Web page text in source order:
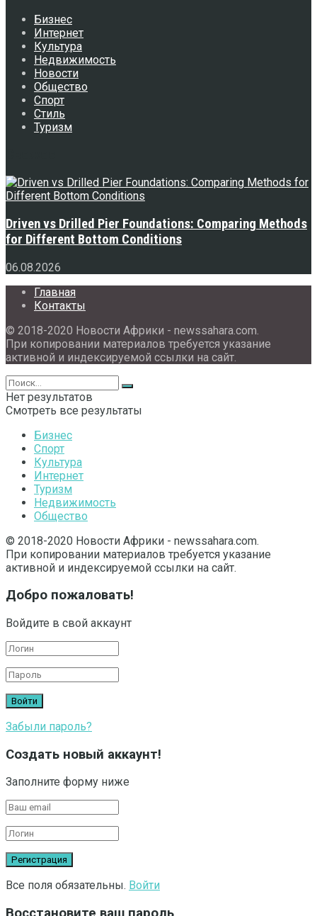
Бизнес
Интернет
Культура
Недвижимость
Новости
Общество
Спорт
Стиль
Туризм
Driven vs Drilled Pier Foundations: Comparing Methods
for Different Bottom Conditions
06.08.2026
Главная
Контакты
© 2018-2020 Новости Африки - newssahara.com.
При копировании материалов требуется указание
активной и индексируемой ссылки на сайт.
Нет результатов
Смотреть все результаты
Бизнес
Спорт
Культура
Интернет
Туризм
Недвижимость
Общество
© 2018-2020 Новости Африки - newssahara.com.
При копировании материалов требуется указание
активной и индексируемой ссылки на сайт.
Добро пожаловать!
Войдите в свой аккаунт
Забыли пароль?
Создать новый аккаунт!
Заполните форму ниже
Все поля обязательны. Войти